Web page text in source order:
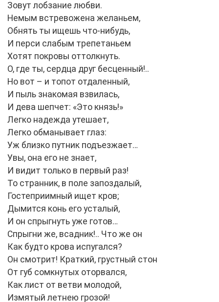
Зовут лобзание любви.
Немым встревожена желаньем,
Обнять ты ищешь что-нибудь,
И перси слабым трепетаньем
Хотят покровы оттолкнуть.
О, где ты, сердца друг бесценный!..
Но вот – и топот отдаленный,
И пыль знакомая взвилась,
И дева шепчет: «Это князь!»
Легко надежда утешает,
Легко обманывает глаз:
Уж близко путник подъезжает…
Увы, она его не знает,
И видит только в первый раз!
То странник, в поле запоздалый,
Гостеприимный ищет кров;
Дымится конь его усталый,
И он спрыгнуть уже готов…
Спрыгни же, всадник!.. Что же он
Как будто крова испугался?
Он смотрит! Краткий, грустный стон
От губ сомкнутых оторвался,
Как лист от ветви молодой,
Измятый летнею грозой!